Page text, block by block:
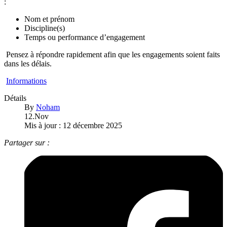
Nom et prénom
Discipline(s)
Temps ou performance d’engagement
Pensez à répondre rapidement afin que les engagements soient faits
dans les délais.
Informations
Détails
By Noham
12.Nov
Mis à jour : 12 décembre 2025
Partager sur :